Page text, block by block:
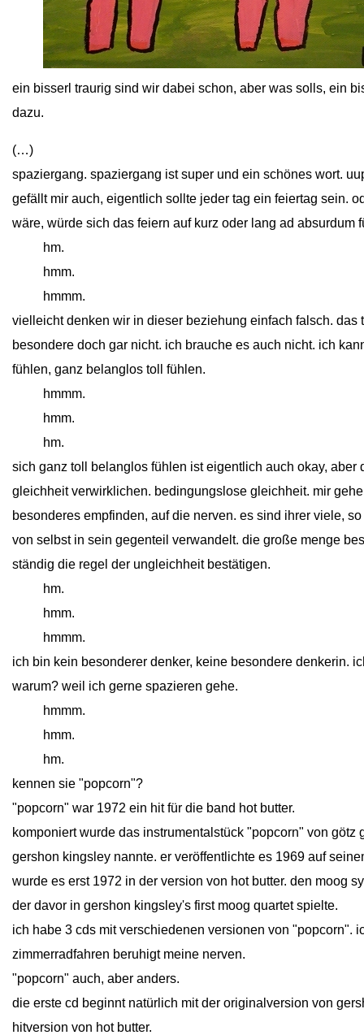
ein bisserl traurig sind wir dabei schon, aber was solls, ein
dazu.
(…)
spaziergang. spaziergang ist super und ein schönes wort.
gefällt mir auch, eigentlich sollte jeder tag ein feiertag sein.
wäre, würde sich das feiern auf kurz oder lang ad absurdum
hm.
hmm.
hmmm.
vielleicht denken wir in dieser beziehung einfach falsch. das
besondere doch gar nicht. ich brauche es auch nicht. ich
fühlen, ganz belanglos toll fühlen.
hmmm.
hmm.
hm.
sich ganz toll belanglos fühlen ist eigentlich auch okay, aber
gleichheit verwirklichen. bedingungslose gleichheit. mir
besonderes empfinden, auf die nerven. es sind ihrer viele,
von selbst in sein gegenteil verwandelt. die große menge
ständig die regel der ungleichheit bestätigen.
hm.
hmm.
hmmm.
ich bin kein besonderer denker, keine besondere denkerin.
warum? weil ich gerne spazieren gehe.
hmmm.
hmm.
hm.
kennen sie "popcorn"?
"popcorn" war 1972 ein hit für die band hot butter.
komponiert wurde das instrumentalstück "popcorn" von götz
gershon kingsley nannte. er veröffentlichte es 1969 auf
wurde es erst 1972 in der version von hot butter. den moog
der davor in gershon kingsley's first moog quartet spielte.
ich habe 3 cds mit verschiedenen versionen von "popcorn".
zimmerradfahren beruhigt meine nerven.
"popcorn" auch, aber anders.
die erste cd beginnt natürlich mit der originalversion von
hitversion von hot butter.